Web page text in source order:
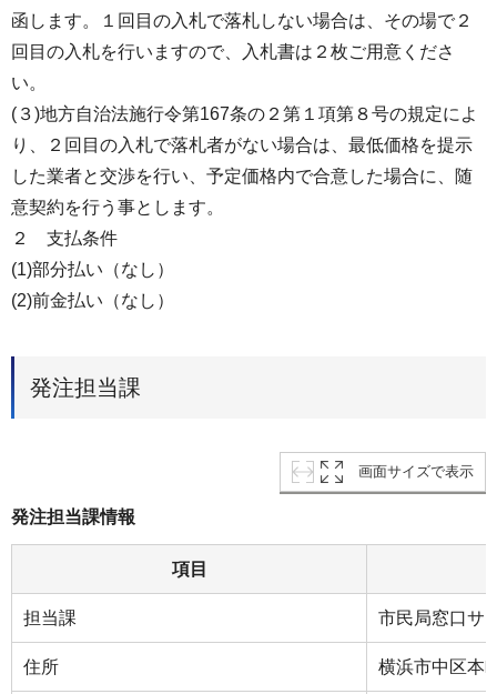
函します。１回目の入札で落札しない場合は、その場で２
回目の入札を行いますので、入札書は２枚ご用意くださ
い。
(３)地方自治法施行令第167条の２第１項第８号の規定によ
り、２回目の入札で落札者がない場合は、最低価格を提示
した業者と交渉を行い、予定価格内で合意した場合に、随
意契約を行う事とします。
２ 支払条件
(1)部分払い（なし）
(2)前金払い（なし）
発注担当課
画面サイズで表示
発注担当課情報
項目
担当課 市民局窓口サ
住所 横浜市中区本